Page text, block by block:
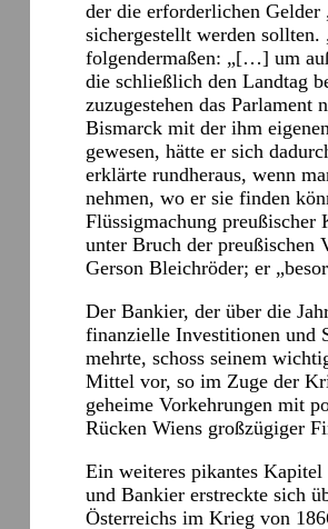
der die erforderlichen Gelder
sichergestellt werden
folgendermaßen: „[…] um
die schließlich den Landtag
zuzugestehen das
Bismarck mit der ihm
gewesen, hätte er sich
erklärte rundheraus, wenn
nehmen, wo er sie finden
Flüssigmachung
unter Bruch der preußischen
Gerson Bleichröder; er
Der Bankier, der über die
finanzielle Investitionen und
mehrte, schoss seinem
Mittel vor, so im Zuge der
geheime Vorkehrungen mit
Rücken Wiens großzügiger
Ein weiteres pikantes Kapitel
und Bankier erstreckte sich
Österreichs im Krieg von